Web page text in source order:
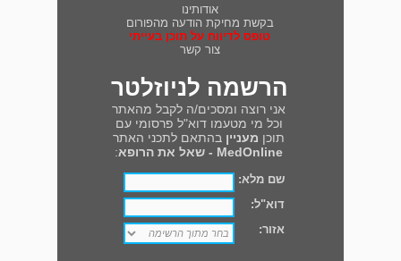
אודותינו
בקשת מחיקת הודעה מהפורום
טופס לדיווח על תוכן בעייתי
צור קשר
הרשמה לניוזלטר
אני רוצה ומסכים/ה לקבל מהאתר
וכל מי מטעמו דוא"ל פרסומי עם
תוכן מעניין בהתאם לתכני האתר
MedOnline - שאל את הרופא
:
שם מלא:
דוא"ל:
אזור: